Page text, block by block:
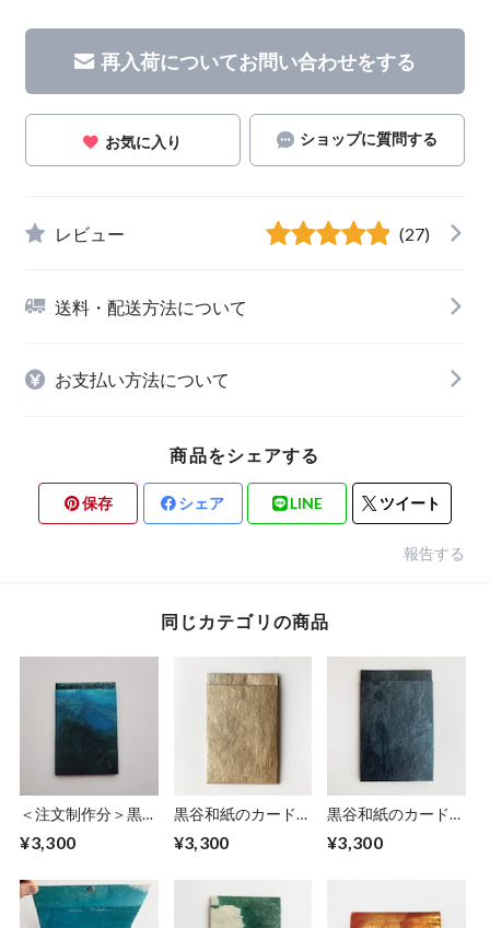
再入荷についてお問い合わせをする
お気に入り ショップに質問する
レビュー (27)
送料・配送方法について
お支払い方法について
商品をシェアする
保存 シェア LINE ツイート
報告する
同じカテゴリの商品
＜注文制作分＞黒谷
ー【海色】No.３
¥3,300
黒谷和紙のカードホ
¥3,300
黒谷和紙のカードホ
¥3,300